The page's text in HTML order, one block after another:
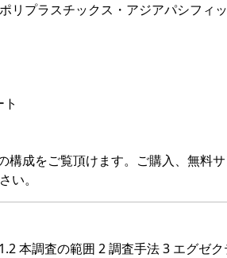
リプラスチックス・アジアパシフィ
成をご覧頂けます。ご購入、無料
い。
本調査の範囲 2 調査手法 3 エグゼ